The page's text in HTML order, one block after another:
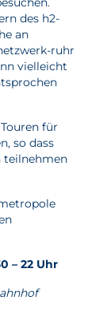
des h2-
an
ruhr
vielleicht
für
so dass
teilnehmen
– 22 Uhr